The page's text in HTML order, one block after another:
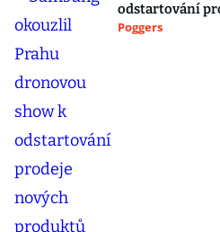
odstartování
Poggers